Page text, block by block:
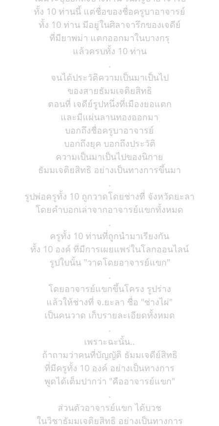
ทั้ง 10 ท่านนี้ แต่ชื่อของชื่อครูบาอาจารย์
ทั้ง 10 ท่าน มีอยู่ในศิลาจารึกของเจดีย์
ที่มียาพม่า แตกออกมาในบางกรุ
แล้วครบทั้ง 10 ท่าน
.
จนได้ประวัติความเป็นมาเป็นไป
ของสายธัมมเจติยสิทธิ
ตอนที่ เจดีย์รูปหนึ่งที่เมืองยอแตก
และมีแผ่นลานทองออกมา
บอกถึงชื่อครูบาอาจารย์
บอกถึงยุค บอกถึงประวัติ
ความเป็นมาเป็นไปของนิกาย
ธัมมเจติยสิทธิ อย่างเป็นทางการขึ้นมา
.
รูปพ่อครูทั้ง 10 ถูกวาดโดยช่างที่ จังหวัดยะลา
โดยคำบอกเล่าจากอาจารย์แขกทั้งหมด
.
ครูทั้ง 10 ท่านที่ถูกนำมาเรียงกัน
ทั้ง 10 องค์ ที่มีการเผยแพร่ในโลกออนไลน์
รูปใบนั้น "วาดโดยอาจารย์แขก"
.
โดยอาจารย์แขกขึ้นโครง รูปร่าง
แล้วให้ช่างที่ จ.ยะลา ชื่อ "ช่างไผ่"
เป็นคนวาด เก็บรายละเอียดทั้งหมด
.
เพราะฉะนั้น..
ถ้าถามว่าคนที่บัญญัติ ธัมมเจดีย์สิทธิ
ที่มีครูทั้ง 10 องค์ อย่างเป็นทางการ
พูดได้เต็มปากว่า "คืออาจารย์แขก"
.
ส่วนตัวอาจารย์แขก ได้บวช
ในวิชาธัมมเจติยสิทธิ อย่างเป็นทางการ